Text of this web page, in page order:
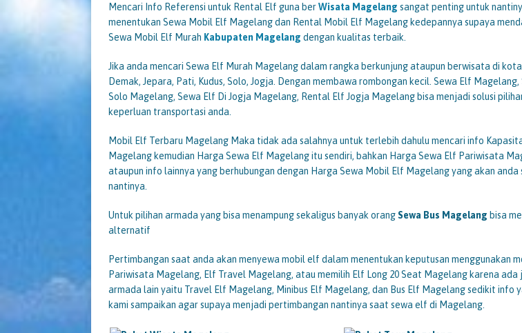
Mencari Info Referensi untuk Rental Elf guna berWisata Magelang sangat penting untuk
menentukan Sewa Mobil Elf Magelang dan Rental Mobil Elf Magelang kedepannya supaya
Sewa Mobil Elf Murah Kabupaten Magelang dengan kualitas terbaik.
Jika anda mencari Sewa Elf Murah Magelang dalam rangka berkunjung ataupun berwisata di
Demak, Jepara, Pati, Kudus, Solo, Jogja. Dengan membawa rombongan kecil. Sewa Elf Magelang,
Solo Magelang, Sewa Elf Di Jogja Magelang, Rental Elf Jogja Magelang bisa menjadi solusi
keperluan transportasi anda.
Mobil Elf Terbaru Magelang Maka tidak ada salahnya untuk terlebih dahulu mencari info
Magelang kemudian Harga Sewa Elf Magelang itu sendiri, bahkan Harga Sewa Elf Pariwisata
ataupun info lainnya yang berhubungan dengan Harga Sewa Mobil Elf Magelang yang akan anda
nantinya.
Untuk pilihan armada yang bisa menampung sekaligus banyak orangSewa Bus Magelang bisa
alternatif
Pertimbangan saat anda akan menyewa mobil elf dalam menentukan keputusan menggunakan
Pariwisata Magelang, Elf Travel Magelang, atau memilih Elf Long 20 Seat Magelang karena ada
armada lain yaitu Travel Elf Magelang, Minibus Elf Magelang, dan Bus Elf Magelang sedikit info
kami sampaikan agar supaya menjadi pertimbangan nantinya saat sewa elf di Magelang.